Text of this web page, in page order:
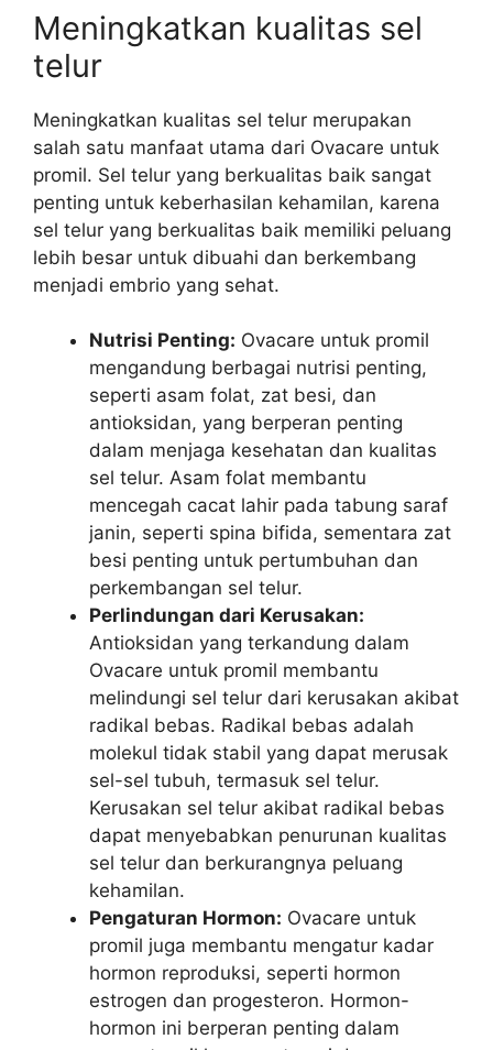
Meningkatkan kualitas sel
telur
Meningkatkan kualitas sel telur merupakan
salah satu manfaat utama dari Ovacare untuk
promil. Sel telur yang berkualitas baik sangat
penting untuk keberhasilan kehamilan, karena
sel telur yang berkualitas baik memiliki peluang
lebih besar untuk dibuahi dan berkembang
menjadi embrio yang sehat.
Nutrisi Penting: Ovacare untuk promil
mengandung berbagai nutrisi penting,
seperti asam folat, zat besi, dan
antioksidan, yang berperan penting
dalam menjaga kesehatan dan kualitas
sel telur. Asam folat membantu
mencegah cacat lahir pada tabung saraf
janin, seperti spina bifida, sementara zat
besi penting untuk pertumbuhan dan
perkembangan sel telur.
Perlindungan dari Kerusakan:
Antioksidan yang terkandung dalam
Ovacare untuk promil membantu
melindungi sel telur dari kerusakan akibat
radikal bebas. Radikal bebas adalah
molekul tidak stabil yang dapat merusak
sel-sel tubuh, termasuk sel telur.
Kerusakan sel telur akibat radikal bebas
dapat menyebabkan penurunan kualitas
sel telur dan berkurangnya peluang
kehamilan.
Pengaturan Hormon: Ovacare untuk
promil juga membantu mengatur kadar
hormon reproduksi, seperti hormon
estrogen dan progesteron. Hormon-
hormon ini berperan penting dalam